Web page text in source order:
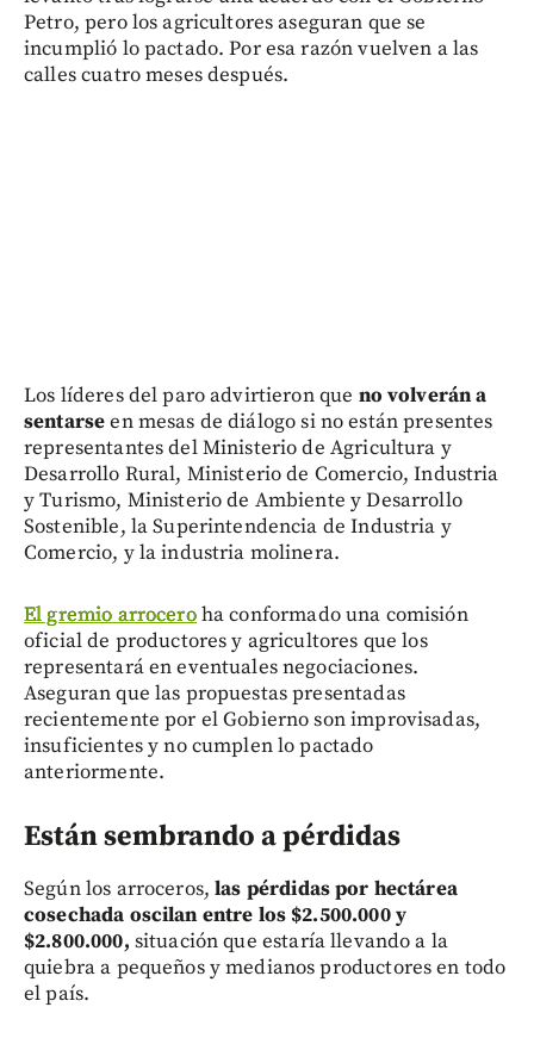
Petro, pero los agricultores aseguran que se
incumplió lo pactado. Por esa razón vuelven a las
calles cuatro meses después.
Los líderes del paro advirtieron que no volverán a
sentarseen mesas de diálogo si no están presentes
representantes del Ministerio de Agricultura y
Desarrollo Rural, Ministerio de Comercio, Industria
y Turismo, Ministerio de Ambiente y Desarrollo
Sostenible, la Superintendencia de Industria y
Comercio, y la industria molinera.
El gremio arroceroha conformado una comisión
oficial de productores y agricultores que los
representará en eventuales negociaciones.
Aseguran que las propuestas presentadas
recientemente por el Gobierno son improvisadas,
insuficientes y no cumplen lo pactado
anteriormente.
Están sembrando a pérdidas
Según los arroceros,las pérdidas por hectárea
cosechada oscilan entre los $2.500.000 y
$2.800.000, situación que estaría llevando a la
quiebra a pequeños y medianos productores en todo
el país.